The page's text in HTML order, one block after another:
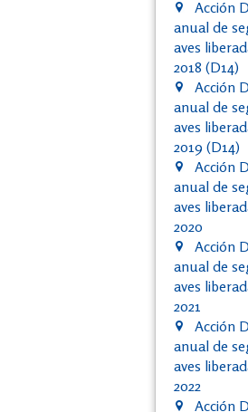
Acción
anual de
aves
2018 (D14)
Acción
anual de
aves
2019 (D14)
Acción
anual de
aves
2020
Acción
anual de
aves
2021
Acción
anual de
aves
2022
Acción